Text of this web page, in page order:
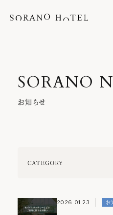
SORANO
お知らせ
CATEGORY
SORANOロイヤリティプログ
SORANOクオリティ
2026.01.23 お